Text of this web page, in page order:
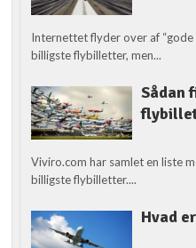
Internettet flyder over af
billigste flybilletter, men...
Sådan
Viviro.com har samlet en liste
billigste flybilletter....
Hvad